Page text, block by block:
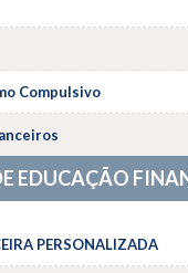
Compulsivo
EDUCAÇÃO
PERSONALIZADA